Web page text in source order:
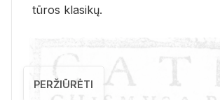
tū­ros kla­si­kų.
PERŽIŪRĖTI